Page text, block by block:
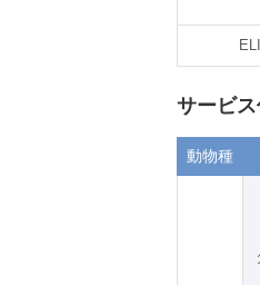
サービ
動物種